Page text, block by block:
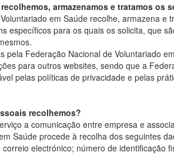
armazenamos e tratamos os
em Saúde recolhe, armazena e
específicos para os quais os solicita, que
pela Federação Nacional de Voluntariado
para outros websites, sendo que a
pelas políticas de privacidade e pelas
recolhemos?
a comunicação entre empresa e
Saúde procede à recolha dos seguintes
electrónico; número de identificação